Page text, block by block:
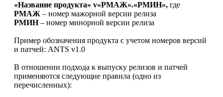
«Название продукта» v«РМАЖ».«РМИН», где
РМАЖ – номер мажорной версии релиза
РМИН– номер минорной версии релиза
Пример обозначения продукта с учетом номеров версий
и патчей: ANTS v1.0
В отношении подхода к выпуску релизов и патчей
применяются следующие правила (одно из
перечисленных):